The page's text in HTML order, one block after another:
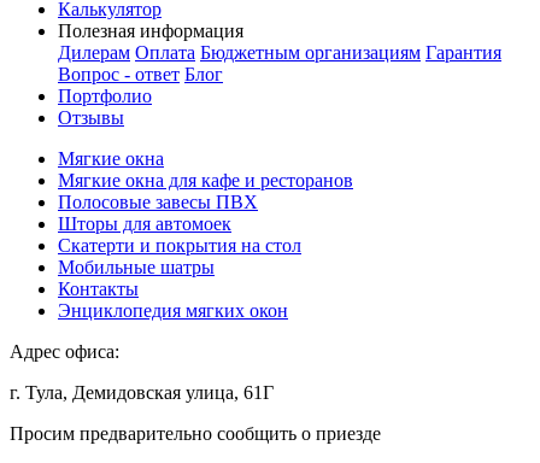
Калькулятор
Полезная информация
Дилерам Оплата Бюджетным организациям Гарантия
Вопрос - ответ Блог
Портфолио
Отзывы
Мягкие окна
Мягкие окна для кафе и ресторанов
Полосовые завесы ПВХ
Шторы для автомоек
Скатерти и покрытия на стол
Мобильные шатры
Контакты
Энциклопедия мягких окон
Адрес офиса:
г. Тула, Демидовская улица, 61Г
Просим предварительно сообщить о приезде